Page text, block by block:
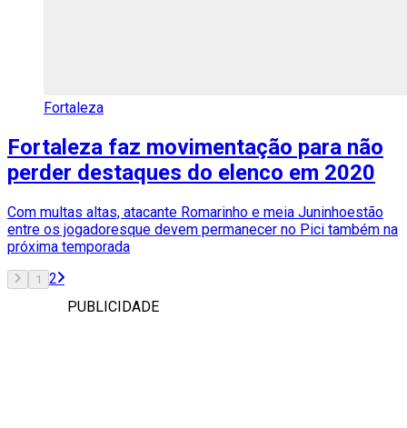
Fortaleza
Fortaleza faz movimentação para não
perder destaques do elenco em 2020
Com multas altas, atacante Romarinho e meia Juninhoestão
entre os jogadoresque devem permanecer no Pici também na
próxima temporada
1
2
PUBLICIDADE